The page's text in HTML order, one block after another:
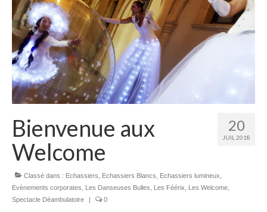
Les Chromatix, spécial Carnaval
Contact
Professionnels/Event managers
Les Danseuses Bulles
20
JUIL 2018
Bienvenue aux
Welcome
Classé dans : Echassiers, Echassiers Blancs, Echassiers lumineux,
Evènements corporates, Les Danseuses Bulles, Les Féérix, Les Welcome,
Spectacle Déambulatoire
0